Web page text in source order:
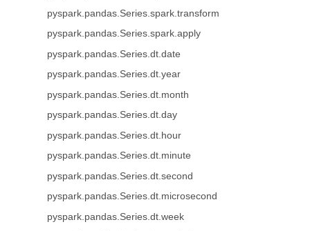
pyspark.pandas.Series.spark.transform
pyspark.pandas.Series.spark.apply
pyspark.pandas.Series.dt.date
pyspark.pandas.Series.dt.year
pyspark.pandas.Series.dt.month
pyspark.pandas.Series.dt.day
pyspark.pandas.Series.dt.hour
pyspark.pandas.Series.dt.minute
pyspark.pandas.Series.dt.second
pyspark.pandas.Series.dt.microsecond
pyspark.pandas.Series.dt.week